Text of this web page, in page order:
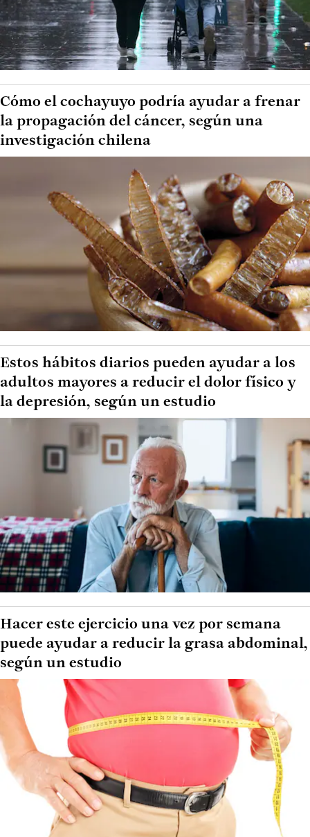
Cómo el cochayuyo podría ayudar a frenar
la propagación del cáncer, según una
investigación chilena
Estos hábitos diarios pueden ayudar a los
adultos mayores a reducir el dolor físico y
la depresión, según un estudio
Hacer este ejercicio una vez por semana
puede ayudar a reducir la grasa abdominal,
según un estudio